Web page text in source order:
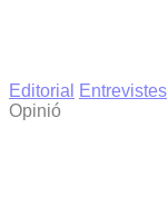
Editorial
Entrevistes
Opinió